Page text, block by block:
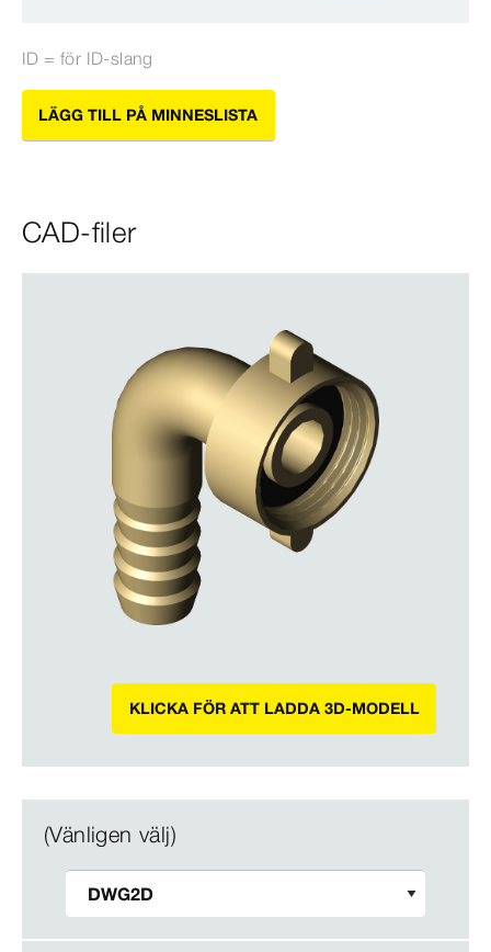
ID = för ID-​slang
LÄGG TILL PÅ MINNESLISTA
CAD-filer
KLICKA FÖR ATT LADDA 3D-MODELL
(Vänligen välj)